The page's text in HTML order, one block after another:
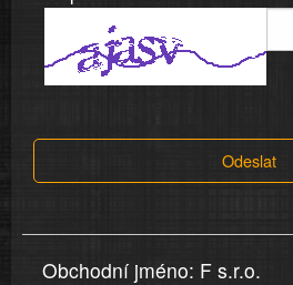
informace
v
jsou
Odeslat
Obchodní jméno: F s.r.o.